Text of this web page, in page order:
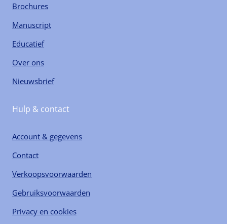
Brochures
Manuscript
Educatief
Over ons
Nieuwsbrief
Hulp & contact
Account & gegevens
Contact
Verkoopsvoorwaarden
Gebruiksvoorwaarden
Privacy en cookies